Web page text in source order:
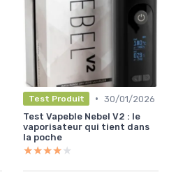
Test Produit • 30/01/2026
Test Vapeble Nebel V2 : le
vaporisateur qui tient dans
la poche
★★★★★
★★★★★